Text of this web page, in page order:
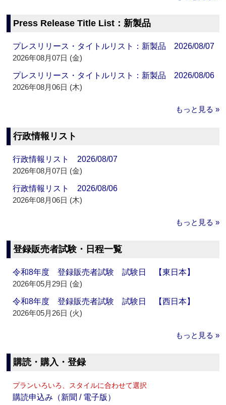
Press Release Title List：新製品
プレスリリース・タイトルリスト：新製品 2026/08/07
2026年08月07日 (金)
プレスリリース・タイトルリスト：新製品 2026/08/06
2026年08月06日 (木)
もっと見る »
行政情報リスト
行政情報リスト 2026/08/07
2026年08月07日 (金)
行政情報リスト 2026/08/06
2026年08月06日 (木)
もっと見る »
登録販売者試験・日程一覧
令和8年度 登録販売者試験 試験日 【東日本】
2026年05月29日 (金)
令和8年度 登録販売者試験 試験日 【西日本】
2026年05月26日 (火)
もっと見る »
購読・購入・登録
プランいろいろ、スタイルに合わせて選択
購読申込み（新聞 / 電子版）